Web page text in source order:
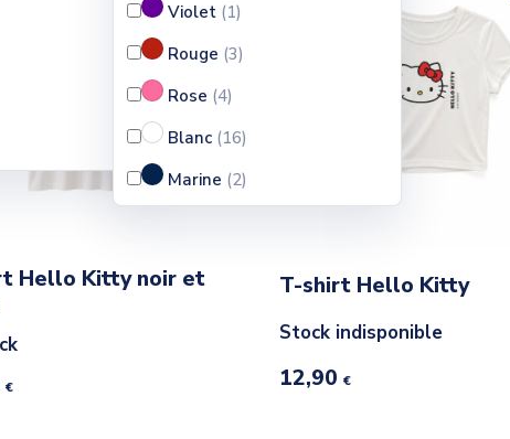
Violet (1)
Rouge (3)
Rose (4)
Blanc (16)
Marine (2)
Hello Kitty noir et
€
T-shirt Hello Kitty
Stock indisponible
12,90€